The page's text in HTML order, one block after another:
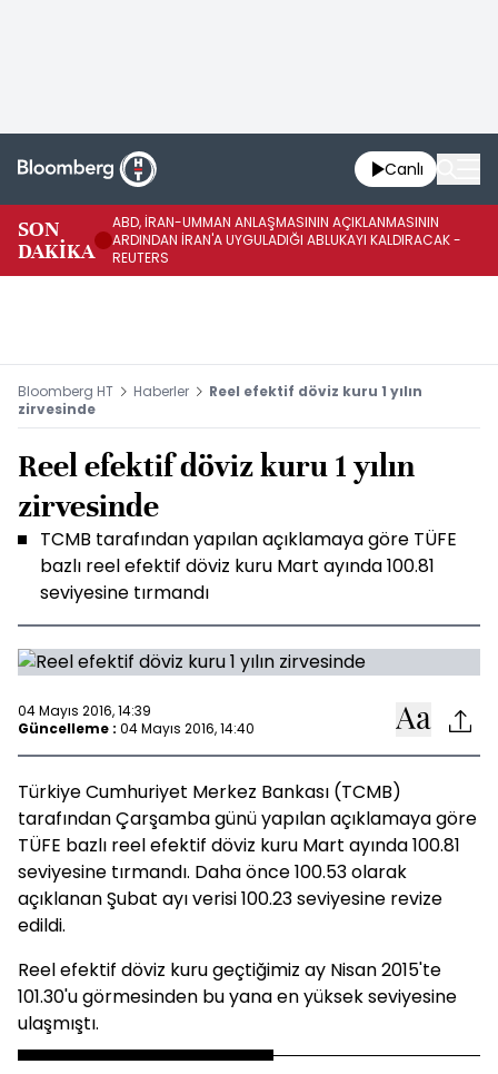
Canlı
SON
DAKİKA
ABD, İRAN-UMMAN ANLAŞMASININ AÇIKLANMASININ
ARDINDAN İRAN'A UYGULADIĞI ABLUKAYI KALDIRACAK -
REUTERS
Bloomberg HT Haberler
Reel efektif döviz kuru 1 yılın
zirvesinde
Reel efektif döviz kuru 1 yılın
zirvesinde
TCMB tarafından yapılan açıklamaya göre TÜFE
bazlı reel efektif döviz kuru Mart ayında 100.81
seviyesine tırmandı
04 Mayıs 2016, 14:39
Güncelleme : 04 Mayıs 2016, 14:40
Türkiye Cumhuriyet Merkez Bankası (TCMB)
tarafından Çarşamba günü yapılan açıklamaya göre
TÜFE bazlı reel efektif döviz kuru Mart ayında 100.81
seviyesine tırmandı. Daha önce 100.53 olarak
açıklanan Şubat ayı verisi 100.23 seviyesine revize
edildi.
Reel efektif döviz kuru geçtiğimiz ay Nisan 2015'te
101.30'u görmesinden bu yana en yüksek seviyesine
ulaşmıştı.